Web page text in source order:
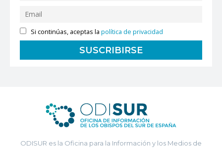
Si continúas, aceptas lapolítica de privacidad
ODISUR es la Oficina para la Información y los Medios de